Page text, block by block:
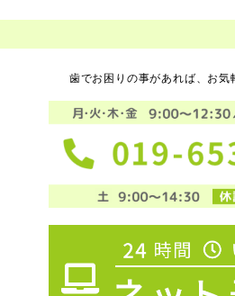
歯でお困りの事があれば、お気